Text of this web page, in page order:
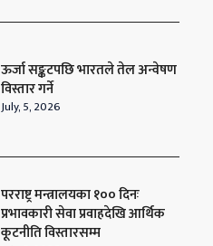
ऊर्जा सङ्कटपछि भारतले तेल अन्वेषण
विस्तार गर्ने
July, 5, 2026
परराष्ट्र मन्त्रालयका १०० दिनः
प्रभावकारी सेवा प्रवाहदेखि आर्थिक
कूटनीति विस्तारसम्म